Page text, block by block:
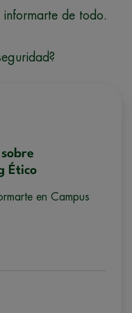
de todo.
Ético
en Campus